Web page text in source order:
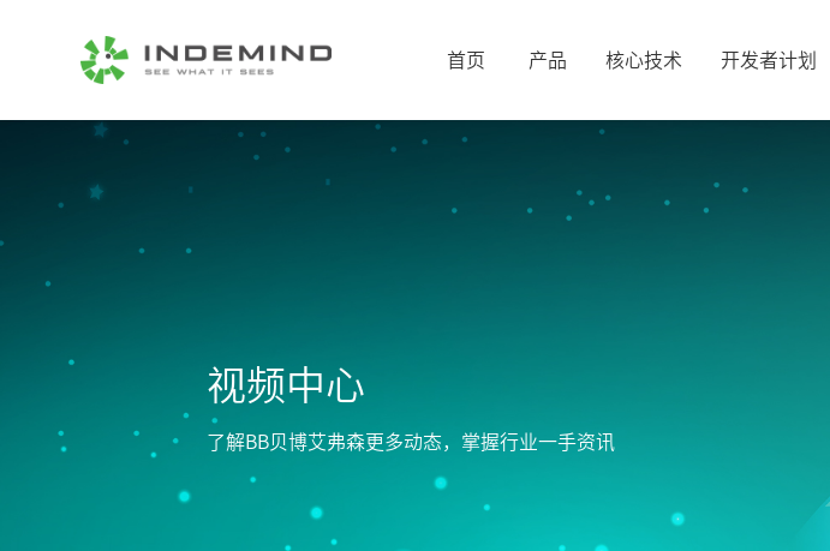
首页 产品 核心技术 开发者计划
视频中心
了解BB贝博艾弗森更多动态，掌握行业一手资讯